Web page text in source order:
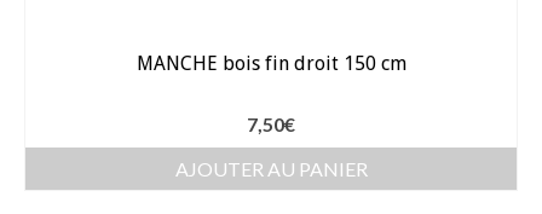
Arrosage
Arroseurs
Pistolets / Brosses
MANCHE bois fin droit 150 cm
7,50€
AJOUTER AU PANIER